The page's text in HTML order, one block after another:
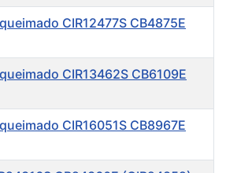
CIR12477S CB4875E
CIR13462S CB6109E
CIR16051S CB8967E